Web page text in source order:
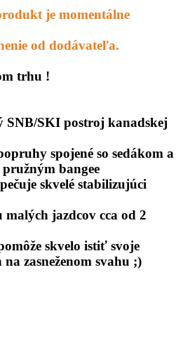
je momentálne
od dodávateľa.
trhu !
SNB/SKI postroj kanadskej
spojené so sedákom a
bangee
skvelé stabilizujúci
malých jazdcov cca od 2
skvelo istiť svoje
zasneženom svahu ;)